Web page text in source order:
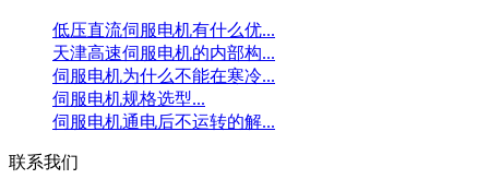
低压直流伺服电机有什么优...
天津高速伺服电机的内部构...
伺服电机为什么不能在寒冷...
伺服电机规格选型...
伺服电机通电后不运转的解...
联系我们